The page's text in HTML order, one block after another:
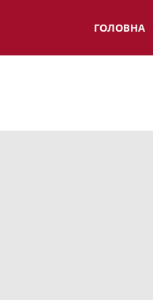
ГОЛОВНА